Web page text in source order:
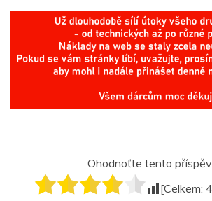
Ohodnoťte tento
[Celkem: 4